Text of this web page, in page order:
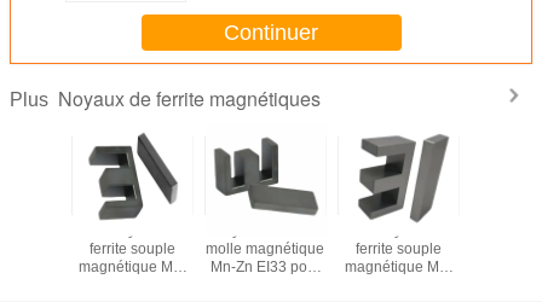
Continuer
Plus Noyaux de ferrite magnétiques
ferrite souple
magnétique Mn-
molle magnétique
Mn-Zn EI33 pour
ferrite souple
magnétique Mn-